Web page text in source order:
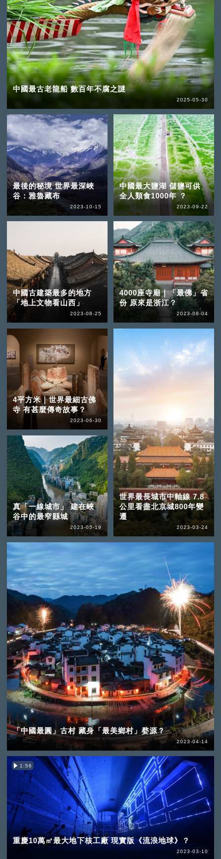
中國最古老龍船 數百年不腐之謎
2025-05-30
最後的秘境 世界最深峽
谷：雅魯藏布
2023-10-15
中國最大鹽湖 儲鹽可供
全人類食1000年 ？
2023-09-22
中國古建築最多的地方
「地上文物看山西」
2023-08-25
4000座寺廟｜「最佛」省
份 原來是浙江？
2023-08-04
4平方米｜世界最細古佛
寺 有甚麼傳奇故事？
2023-06-30
真「一線城市」 建在峽
谷中的最窄縣城
2023-05-19
「中國最圓」古村 藏身「最美鄉村」婺源？
2023-04-14
世界最長城市中軸線 7.8
公里看盡北京城800年變
遷
2023-03-24
1:56
重慶10萬㎡最大地下核工廠 現實版《流浪地球》？
2023-03-10